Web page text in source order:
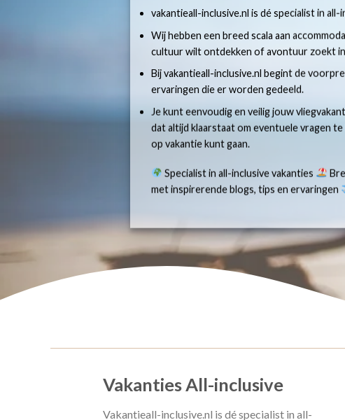
vakantieall-inclusive.nl is dé specialist in
Wij hebben een breed scala aan
cultuur wilt ontdekken of avontuur zoekt
Bij vakantieall-inclusive.nl begint de
ervaringen die er worden gedeeld.
Je kunt eenvoudig en veilig jouw
dat altijd klaarstaat om eventuele vragen
op vakantie kunt gaan.
Specialist in all-inclusive vakanties
met inspirerende blogs, tips en ervaringen
Vakanties All-inclusive
Vakantieall-inclusive.nl is dé specialist in all-